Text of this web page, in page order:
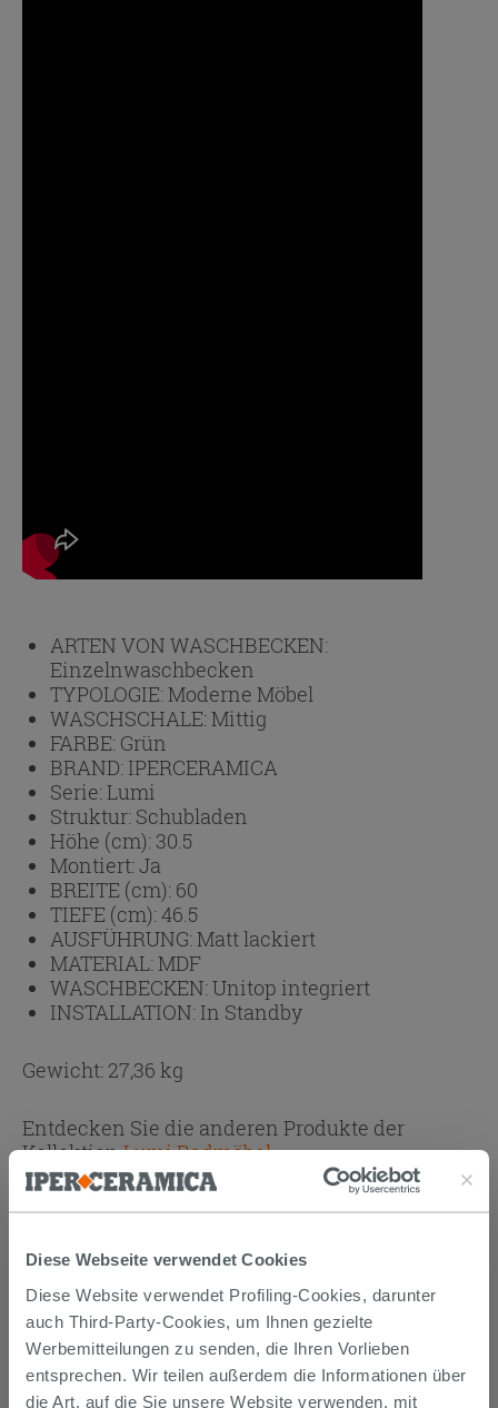
Diese Webseite verwendet Cookies
Diese Website verwendet Profiling-Cookies, darunter
auch Third-Party-Cookies, um Ihnen gezielte
Werbemitteilungen zu senden, die Ihren Vorlieben
entsprechen. Wir teilen außerdem die Informationen über
die Art, auf die Sie unsere Website verwenden, mit
ARTEN VON WASCHBECKEN:
Einzelnwaschbecken
TYPOLOGIE:Moderne Möbel
WASCHSCHALE:Mittig
FARBE: Grün
BRAND: IPERCERAMICA
Serie:Lumi
Struktur: Schubladen
Höhe (cm): 30.5
Montiert:Ja
BREITE (cm): 60
TIEFE (cm):46.5
AUSFÜHRUNG:Matt lackiert
MATERIAL:MDF
WASCHBECKEN:Unitop integriert
INSTALLATION: In Standby
Gewicht: 27,36 kg
Entdecken Sie die anderen Produkte der
KollektionLumi Badmöbel
Anhänge( 1 - 1 di 1 )
Technisches Datenblatt
KAUFBARES ZUBEHÖR